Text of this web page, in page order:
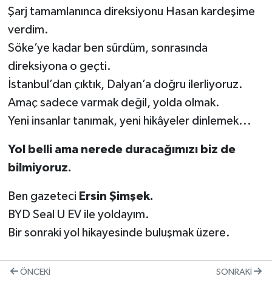
Şarj tamamlanınca direksiyonu Hasan kardeşime
verdim.
Söke’ye kadar ben sürdüm, sonrasında
direksiyona o geçti.
İstanbul’dan çıktık, Dalyan’a doğru ilerliyoruz.
Amaç sadece varmak değil, yolda olmak.
Yeni insanlar tanımak, yeni hikâyeler dinlemek...
Yol belli ama nerede duracağımızı biz de
bilmiyoruz.
Ben gazeteci Ersin Şimşek.
BYD Seal U EV ile yoldayım.
Bir sonraki yol hikayesinde buluşmak üzere.
ÖNCEKI SONRAKI